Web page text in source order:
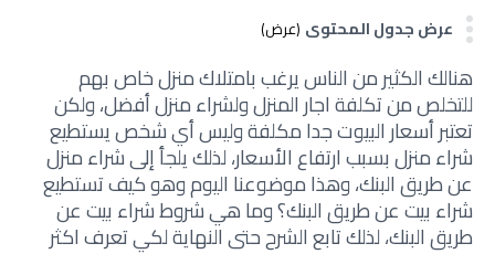
عرض جدول المحتوى (عرض)
هنالك الكثير من الناس يرغب بامتلاك منزل خاص بهم
للتخلص من تكلفة اجار المنزل ولشراء منزل أفضل، ولكن
تعتبر أسعار البيوت جدا مكلفة وليس أي شخص يستطيع
شراء منزل بسبب ارتفاع الأسعار، لذلك يلجأ إلى شراء منزل
عن طريق البنك، وهذا موضوعنا اليوم وهو كيف تستطيع
شراء بيت عن طريق البنك؟ وما هي شروط شراء بيت عن
طريق البنك، لذلك تابع الشرح حتى النهاية لكي تعرف اكثر